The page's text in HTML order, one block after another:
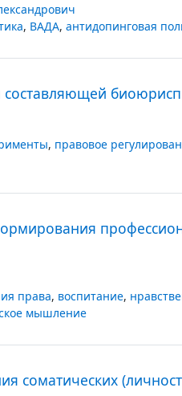
, ВАДА, антидопинговая
составляющей
, правовое
права, воспитание,
мышление
соматических